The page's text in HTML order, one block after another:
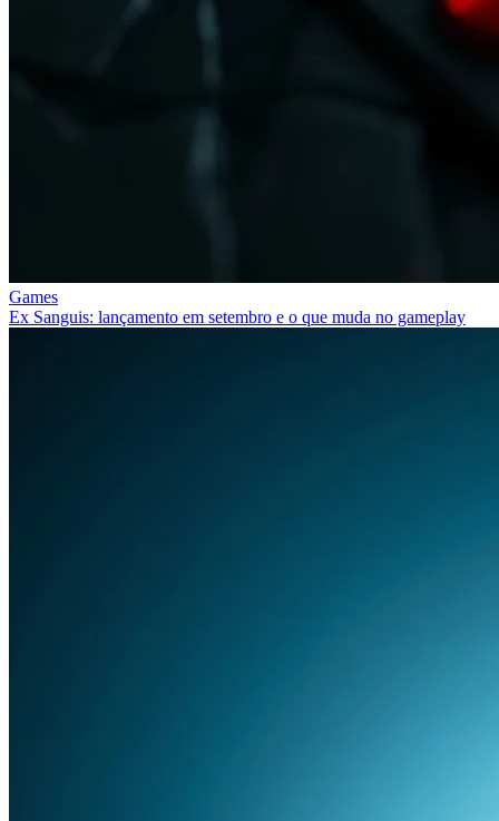
Games
Ex Sanguis: lançamento em setembro e o que muda no gameplay